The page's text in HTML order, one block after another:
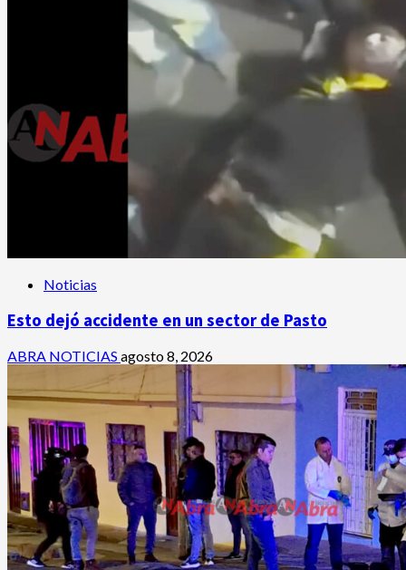
Noticias
Esto dejó accidente en un sector de Pasto
ABRA NOTICIAS agosto 8, 2026